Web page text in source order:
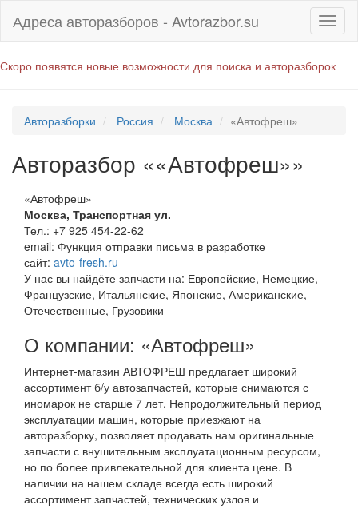
Адреса авторазборов - Avtorazbor.su
Скоро появятся новые возможности для поиска и авторазборок
Авторазборки Россия Москва «Автофреш»
Авторазбор ««Автофреш»»
«Автофреш»
Москва, Транспортная ул.
Тел.: +7 925 454-22-62
email: Функция отправки письма в разработке
сайт: avto-fresh.ru
У нас вы найдёте запчасти на: Европейские, Немецкие,
Французские, Итальянские, Японские, Американские,
Отечественные, Грузовики
О компании: «Автофреш»
Интернет-магазин АВТОФРЕШ предлагает широкий
ассортимент б/у автозапчастей, которые снимаются с
иномарок не старше 7 лет. Непродолжительный период
эксплуатации машин, которые приезжают на
авторазборку, позволяет продавать нам оригинальные
запчасти с внушительным эксплуатационным ресурсом,
но по более привлекательной для клиента цене. В
наличии на нашем складе всегда есть широкий
ассортимент запчастей, технических узлов и